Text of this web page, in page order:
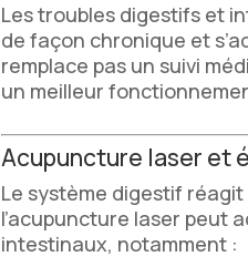
Les troubles digestifs et
de façon chronique et
remplace pas un suivi
un meilleur
Acupuncture laser et
Le système digestif
l’acupuncture laser peut
intestinaux, notamment :